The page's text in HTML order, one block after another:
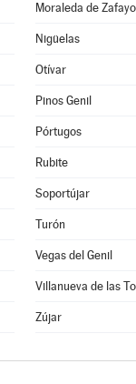
Moraleda de
Nigüelas
Otívar
Pinos Genil
Pórtugos
Rubite
Soportújar
Turón
Vegas del Genil
Villanueva de las
Zújar